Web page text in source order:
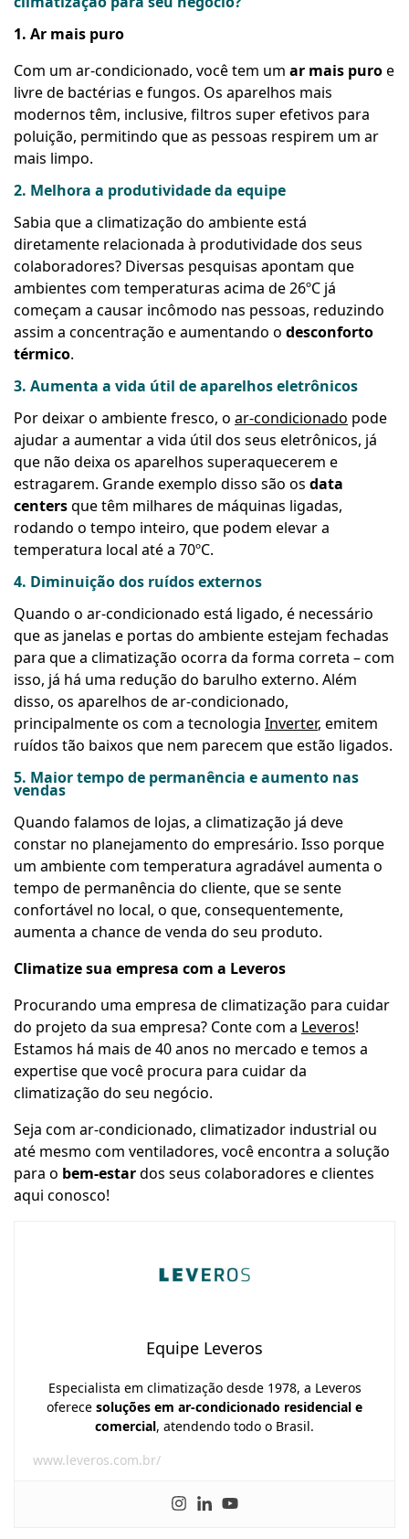
1. Ar mais puro
Com um ar-condicionado, você tem um ar mais puroe
livre de bactérias e fungos. Os aparelhos mais
modernos têm, inclusive, filtros super efetivos para
poluição, permitindo que as pessoas respirem um ar
mais limpo.
2. Melhora a produtividade da equipe
Sabia que a climatização do ambiente está
diretamente relacionada à produtividade dos seus
colaboradores? Diversas pesquisas apontam que
ambientes com temperaturas acima de 26ºC já
começam a causar incômodo nas pessoas, reduzindo
assim a concentração e aumentando o desconforto
térmico.
3. Aumenta a vida útil de aparelhos eletrônicos
Por deixar o ambiente fresco, o ar-condicionado pode
ajudar a aumentar a vida útil dos seus eletrônicos, já
que não deixa os aparelhos superaquecerem e
estragarem. Grande exemplo disso são os data
centersque têm milhares de máquinas ligadas,
rodando o tempo inteiro, que podem elevar a
temperatura local até a 70ºC.
4. Diminuição dos ruídos externos
Quando o ar-condicionado está ligado, é necessário
que as janelas e portas do ambiente estejam fechadas
para que a climatização ocorra da forma correta – com
isso, já há uma redução do barulho externo. Além
disso, os aparelhos de ar-condicionado,
principalmente os com a tecnologia Inverter, emitem
ruídos tão baixos que nem parecem que estão ligados.
5. Maior tempo de permanência e aumento nas
vendas
Quando falamos de lojas, a climatização já deve
constar no planejamento do empresário. Isso porque
um ambiente com temperatura agradável aumenta o
tempo de permanência do cliente, que se sente
confortável no local, o que, consequentemente,
aumenta a chance de venda do seu produto.
Climatize sua empresa com a Leveros
Procurando uma empresa de climatização para cuidar
do projeto da sua empresa? Conte com a Leveros!
Estamos há mais de 40 anos no mercado e temos a
expertiseque você procura para cuidar da
climatização do seu negócio.
Seja com ar-condicionado, climatizador industrial ou
até mesmo com ventiladores, você encontra a solução
para o bem-estardos seus colaboradores e clientes
aqui conosco!
Equipe Leveros
Especialista em climatização desde 1978, a Leveros
oferece soluções em ar-condicionado residencial e
comercial, atendendo todo o Brasil.
www.leveros.com.br/